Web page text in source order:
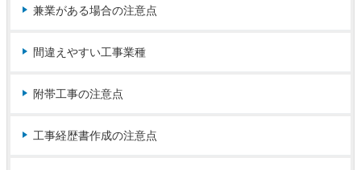
兼業がある場合の注意点
間違えやすい工事業種
附帯工事の注意点
工事経歴書作成の注意点